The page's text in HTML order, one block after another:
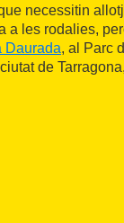
necessitin
a les rodalies,
Daurada, al Parc
de